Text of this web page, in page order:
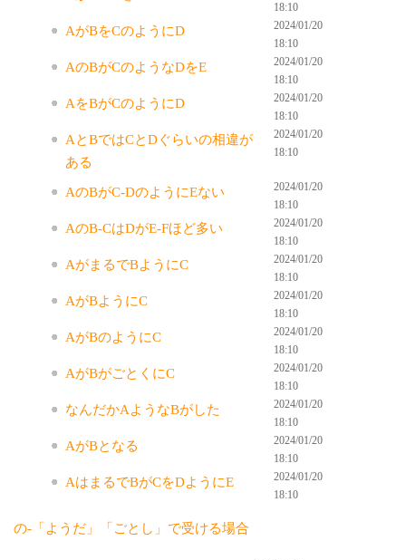
18:10
AがBをCのようにD
2024/01/20
18:10
AのBがCのようなDをE
2024/01/20
18:10
AをBがCのようにD
2024/01/20
18:10
AとBではCとDぐらいの相違が
ある
2024/01/20
18:10
AのBがC-DのようにEない
2024/01/20
18:10
AのB-CはDがE-Fほど多い
2024/01/20
18:10
AがまるでBようにC
2024/01/20
18:10
AがBようにC
2024/01/20
18:10
AがBのようにC
2024/01/20
18:10
AがBがごとくにC
2024/01/20
18:10
なんだかAようなBがした
2024/01/20
18:10
AがBとなる
2024/01/20
18:10
AはまるでBがCをDようにE
2024/01/20
18:10
の-「ようだ」「ごとし」で受ける場合